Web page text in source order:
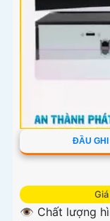
ĐẦU GHI
👁 Chất lượng